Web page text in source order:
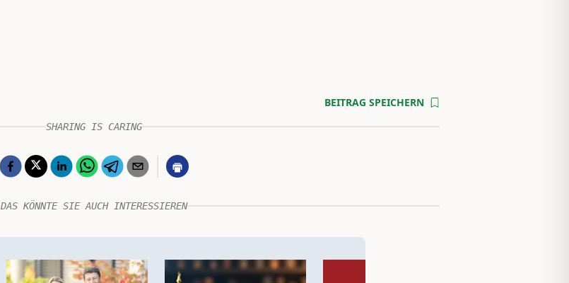
BEITRAG SPEICHERN
SHARING IS CARING
DAS KÖNNTE SIE AUCH INTERESSIEREN